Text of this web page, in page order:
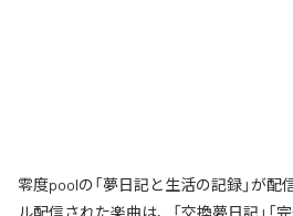
零度poolの「夢日記と生活の記録」が配